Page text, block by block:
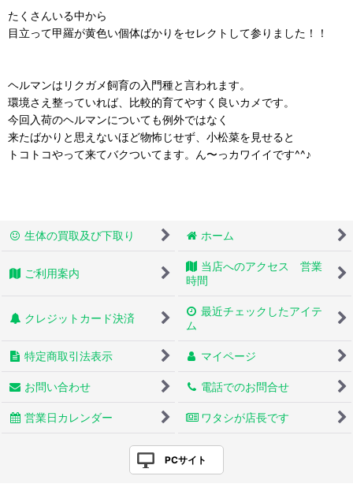
たくさんいる中から
目立って甲羅が黄色い個体ばかりをセレクトして参りました！！
ヘルマンはリクガメ飼育の入門種と言われます。
環境さえ整っていれば、比較的育てやすく良いカメです。
今回入荷のヘルマンについても例外ではなく
来たばかりと思えないほど物怖じせず、小松菜を見せると
トコトコやって来てバクついてます。ん〜っカワイイです^^♪
生体の買取及び下取り ホーム
ご利用案内
当店へのアクセス 営業
時間
クレジットカード決済
最近チェックしたアイテ
ム
特定商取引法表示 マイページ
お問い合わせ 電話でのお問合せ
営業日カレンダー ワタシが店長です
PCサイト